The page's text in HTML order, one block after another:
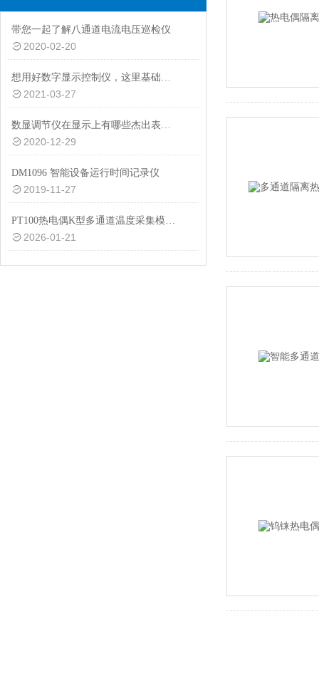
带您一起了解八通道电流电压巡检仪
2020-02-20
想用好数字显示控制仪，这里基础知识你一定要知道
2021-03-27
数显调节仪在显示上有哪些杰出表现？
2020-12-29
DM1096 智能设备运行时间记录仪
2019-11-27
PT100热电偶K型多通道温度采集模块的功能特点解析
2026-01-21